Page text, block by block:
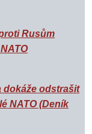
Rusům
dokáže odstrašit
NATO (Deník